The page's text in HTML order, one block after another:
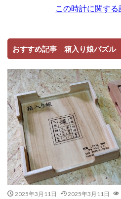
おすすめ記事 箱入り娘パズル
2025年3月11日 2025年3月11日